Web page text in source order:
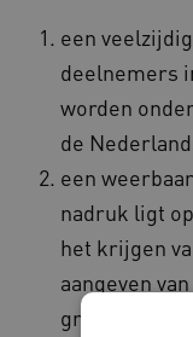
een
deelnemers
worden
de
een
nadruk ligt
het krijgen
aangeven
greep krijgen